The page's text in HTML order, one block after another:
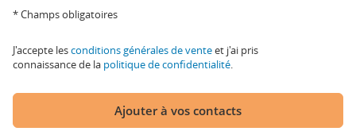
* Champs obligatoires
J'accepte lesconditions générales de venteet j'ai pris
connaissance de la politique de confidentialité.
Ajouter à vos contacts